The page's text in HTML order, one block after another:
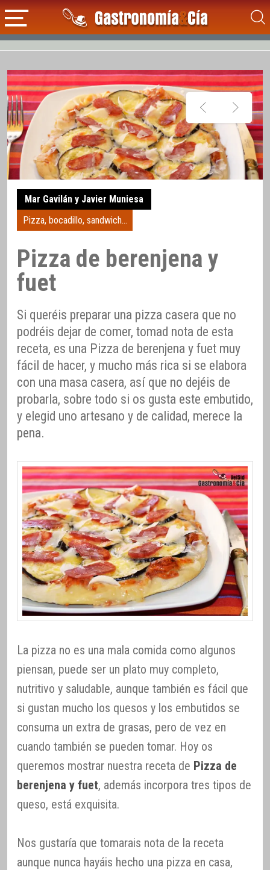
Mar Gavilán y Javier Muniesa
Pizza, bocadillo, sandwich...
Pizza de berenjena y
fuet
Si queréis preparar una pizza casera que no
podréis dejar de comer, tomad nota de esta
receta, es una Pizza de berenjena y fuet muy
fácil de hacer, y mucho más rica si se elabora
con una masa casera, así que no dejéis de
probarla, sobre todo si os gusta este embutido,
y elegid uno artesano y de calidad, merece la
pena.
La pizza no es una mala comida como algunos
piensan, puede ser un plato muy completo,
nutritivo y saludable, aunque también es fácil que
si gustan mucho los quesos y los embutidos se
consuma un extra de grasas, pero de vez en
cuando también se pueden tomar. Hoy os
queremos mostrar nuestra receta de Pizza de
berenjena y fuet, además incorpora tres tipos de
queso, está exquisita.
Nos gustaría que tomarais nota de la receta
aunque nunca hayáis hecho una pizza en casa,